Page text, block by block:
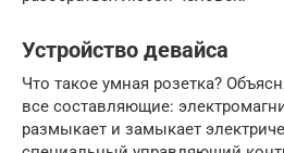
Устройство девайса
Что такое умная розетка?
все составляющие:
размыкает и замыкает